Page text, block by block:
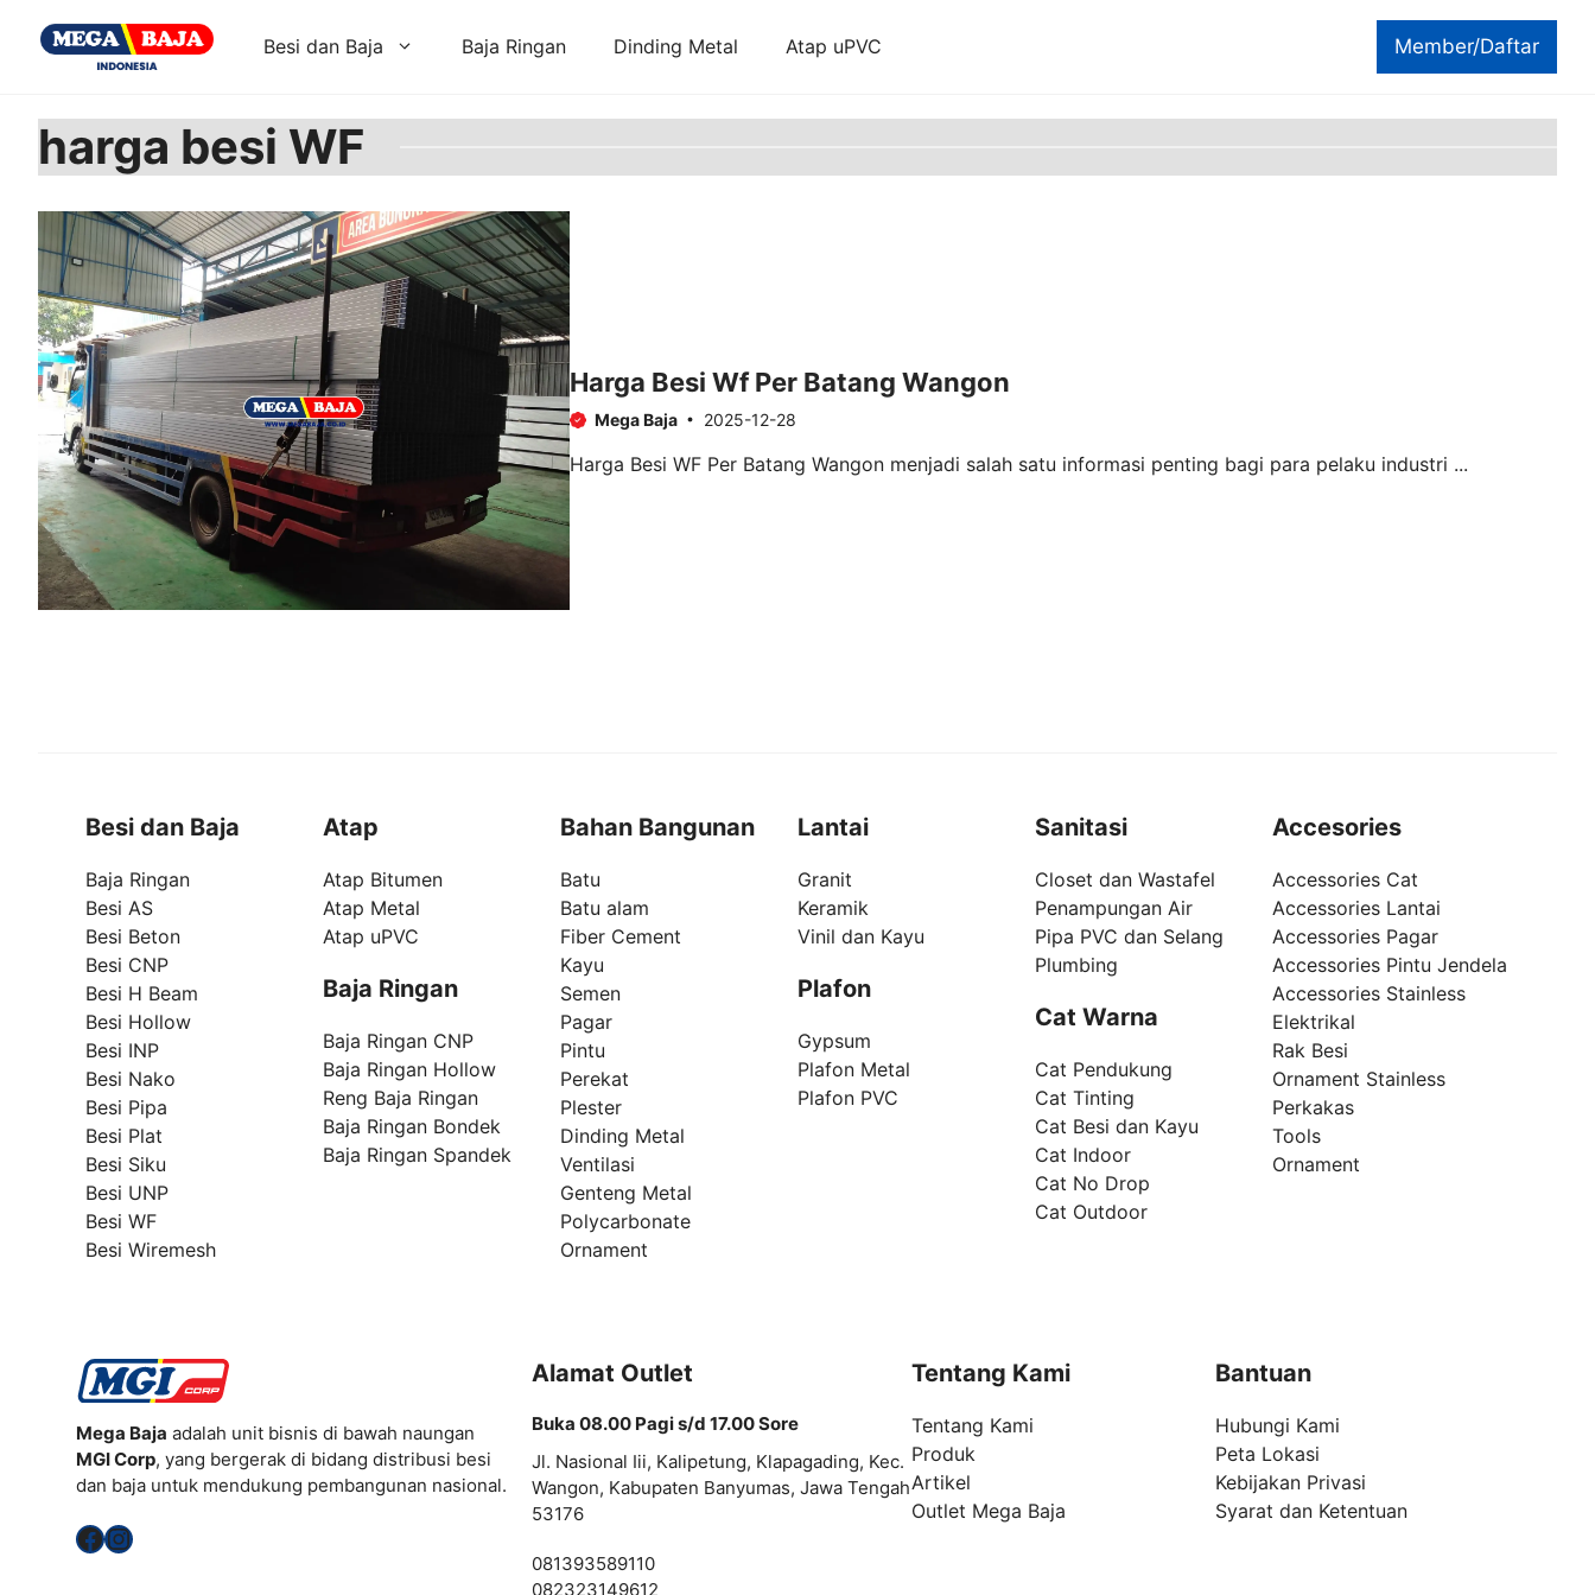
Member/Daftar
Besi dan Baja Baja Ringan Dinding Metal Atap uPVC
harga besi WF
Harga Besi Wf Per Batang Wangon
Mega Baja 2025-12-28
Harga Besi WF Per Batang Wangon menjadi salah satu informasi penting bagi para pelaku industri ...
Besi dan Baja
Baja Ringan
Besi AS
Besi Beton
Besi CNP
Besi H Beam
Besi Hollow
Besi INP
Besi Nako
Besi Pipa
Besi Plat
Besi Siku
Besi UNP
Besi WF
Besi Wiremesh
Atap
Atap Bitumen
Atap Metal
Atap uPVC
Baja Ringan
Baja Ringan CNP
Baja Ringan Hollow
Reng Baja Ringan
Baja Ringan Bondek
Baja Ringan Spandek
Bahan Bangunan
Batu
Batu alam
Fiber Cement
Kayu
Semen
Pagar
Pintu
Perekat
Plester
Dinding Metal
Ventilasi
Genteng Metal
Polycarbonate
Ornament
Lantai
Granit
Keramik
Vinil dan Kayu
Plafon
Gypsum
Plafon Metal
Plafon PVC
Sanitasi
Closet dan Wastafel
Penampungan Air
Pipa PVC dan Selang
Plumbing
Cat Warna
Cat Pendukung
Cat Tinting
Cat Besi dan Kayu
Cat Indoor
Cat No Drop
Cat Outdoor
Accesories
Accessories Cat
Accessories Lantai
Accessories Pagar
Accessories Pintu Jendela
Accessories Stainless
Elektrikal
Rak Besi
Ornament Stainless
Perkakas
Tools
Ornament
Mega Baja adalah unit bisnis di bawah naungan
MGI Corp, yang bergerak di bidang distribusi besi
dan baja untuk mendukung pembangunan nasional.
Facebook
Instagram
Alamat Outlet
Buka 08.00 Pagi s/d 17.00 Sore
Jl. Nasional Iii, Kalipetung, Klapagading, Kec.
Wangon, Kabupaten Banyumas, Jawa Tengah
53176
081393589110
082323149612
Tentang Kami
Tentang Kami
Produk
Artikel
Outlet Mega Baja
Bantuan
Hubungi Kami
Peta Lokasi
Kebijakan Privasi
Syarat dan Ketentuan